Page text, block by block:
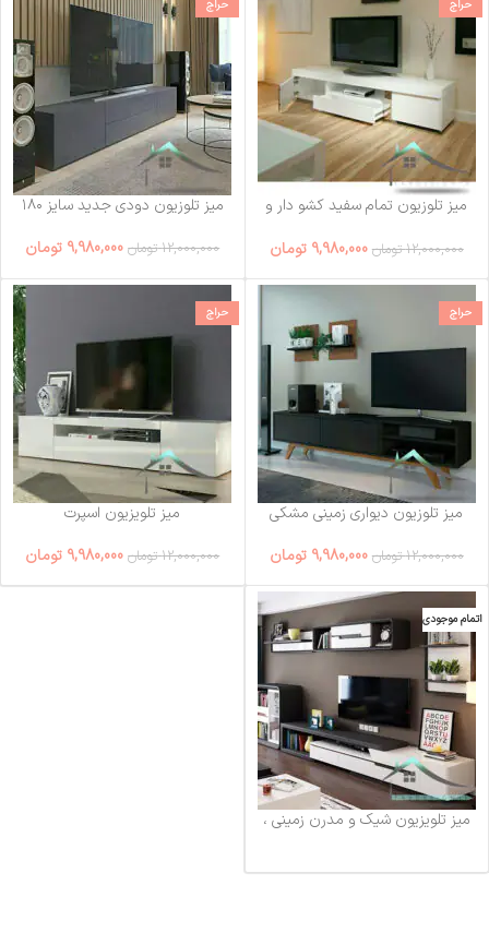
حراج
میز تلوزیون تمام سفید کشو دار و
12,000,000 تومان 9,980,000 تومان
حراج
میز تلوزیون دودی جدید سایز ۱۸۰
12,000,000 تومان 9,980,000 تومان
حراج
میز تلوزیون دیواری زمینی مشکی
12,000,000 تومان 9,980,000 تومان
حراج
میز تلویزیون اسپرت
12,000,000 تومان 9,980,000 تومان
اتمام موجودی
میز تلویزیون شیک و مدرن زمینی ،